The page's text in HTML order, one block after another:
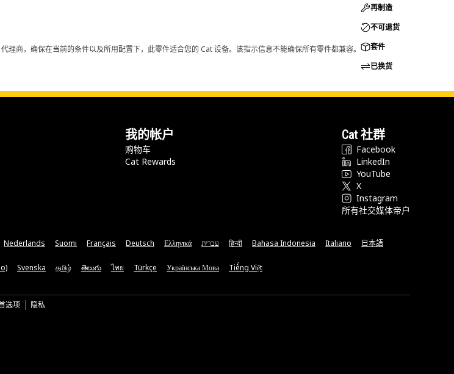
商，确保在当前的条件以及所用配置下，此零件适合您的 Cat 设备。该指示信息不能确保所有零件都兼容。
再制造
不可退货
套件
已换货
我的帐户
购物车
Cat Rewards
Cat 社群
Facebook
LinkedIn
YouTube
X
Instagram
所有社交媒体帝户
Nederlands Suomi Français Deutsch Ελληνικά עברית हिन्दी Bahasa Indonesia Italiano 日本語
Svenska தமிழ் తెలుగు ไทย Türkçe Українська Мова Tiếng Việt
选项 隐私